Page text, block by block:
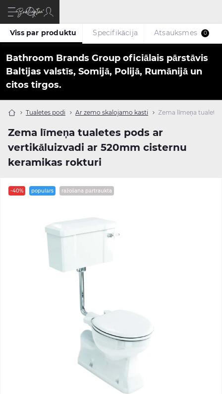
Bathroom Brands Group oficiālais pārstāvis
Baltijas valstīs, Somijā, Polijā, Rumānijā un
citos tirgos.
Tualetes podi Ar zemo skalojamo kasti Zema līmeņa
Zema līmeņa tualetes pods ar
vertikāluizvadi ar 520mm cisternu
keramikas rokturi
Viss par produktu Specifikācija Atsauksmes 0
-40% populārs ražošana pārtraukta